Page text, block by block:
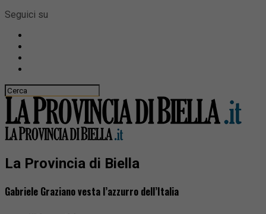
Seguici su
La Provincia di Biella
Gabriele Graziano vesta l’azzurro dell’Italia